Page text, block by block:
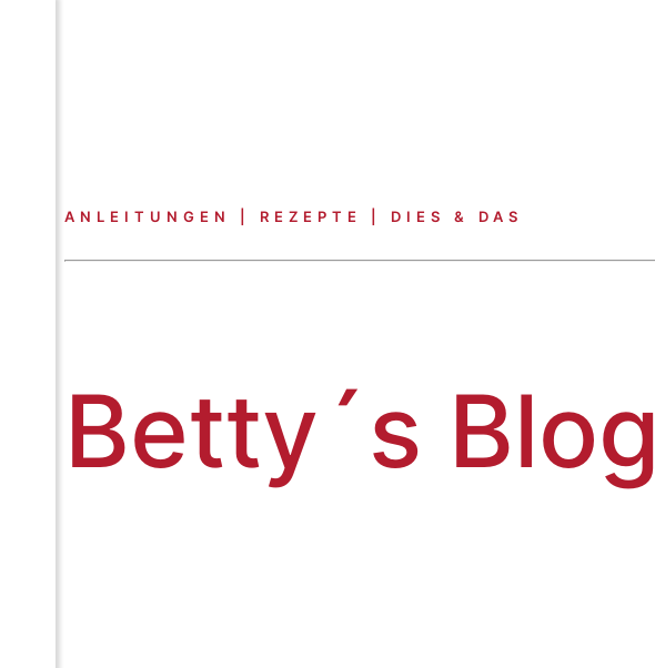
ANLEITUNGEN | REZEPTE | DIES & DAS
Betty´s Blog